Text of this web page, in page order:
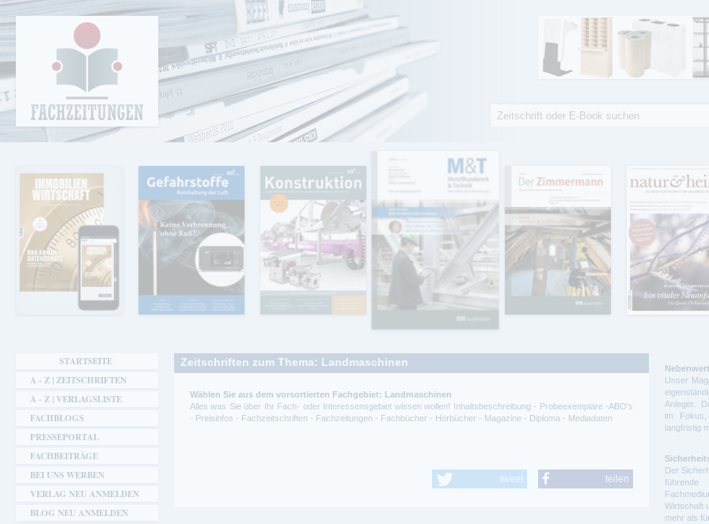
Fachzeitungen.de - Das unabhängige Portal
für Fachmagazine Fachpublikationen &
eBooks
Zeitschriften zum Thema: Landmaschinen
Wählen Sie aus dem vorsortierten Fachgebiet: Landmaschinen
Alles was Sie über Ihr Fach- oder Interessensgebiet wissen wollen! Inhaltsbeschreibung - Probeexemplare -ABO's
- Preisinfos - Fachzeitschriften - Fachzeitungen - Fachbücher - Hörbücher - Magazine - Diploma - Mediadaten
tweet teilen
STARTSEITE
A - Z | ZEITSCHRIFTEN
A - Z | VERLAGSLISTE
FACHBLOGS
PRESSEPORTAL
FACHBEITRÄGE
BEI UNS WERBEN
VERLAG NEU ANMELDEN
BLOG NEU ANMELDEN
Unser
Anleger.
im
langfristig
Der
führende
Wirtschaft
mehr als
Suchformular